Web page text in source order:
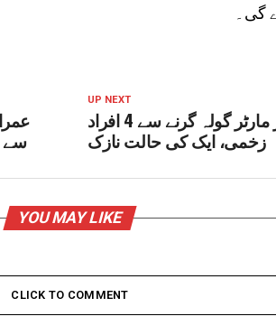
گی۔
UP NEXT
باجوڑ میں گھر پر مارٹر گولہ گرنے سے 4 افراد
زخمی، ایک کی حالت نازک سے
YOU MAY LIKE
CLICK TO COMMENT